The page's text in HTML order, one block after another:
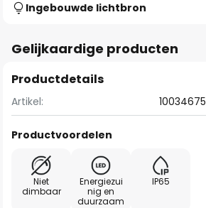
Ingebouwde lichtbron
Gelijkaardige producten
Productdetails
Artikel: 10034675
Productvoordelen
Niet
dimbaar
Energiezui
nig en
duurzaam
IP65